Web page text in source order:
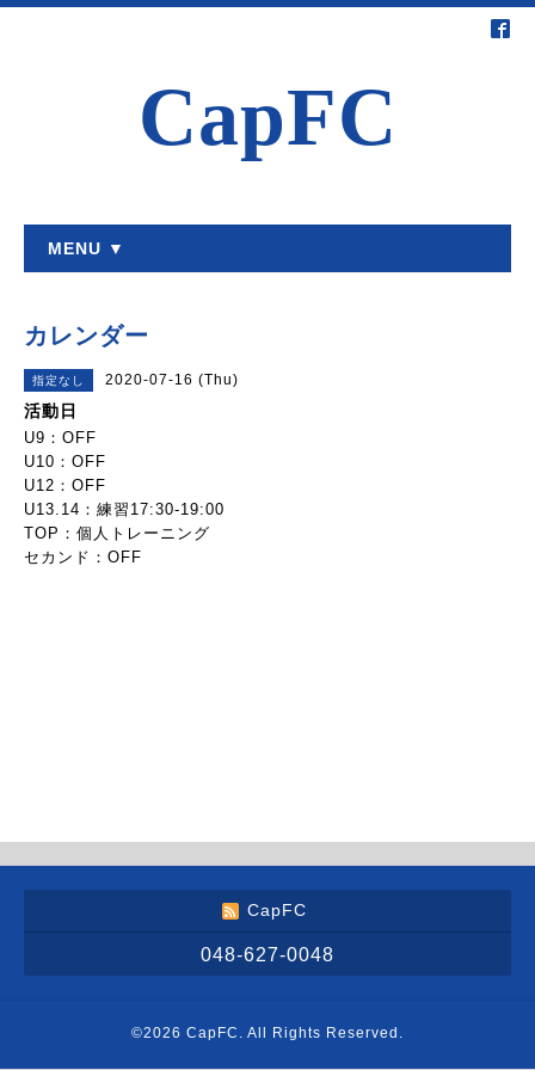
CapFC
MENU ▼
カレンダー
指定なし 2020-07-16 (Thu)
活動日
U9：OFF
U10：OFF
U12：OFF
U13.14：練習17:30-19:00
TOP：個人トレーニング
セカンド：OFF
CapFC
048-627-0048
©2026 CapFC . All Rights Reserved.